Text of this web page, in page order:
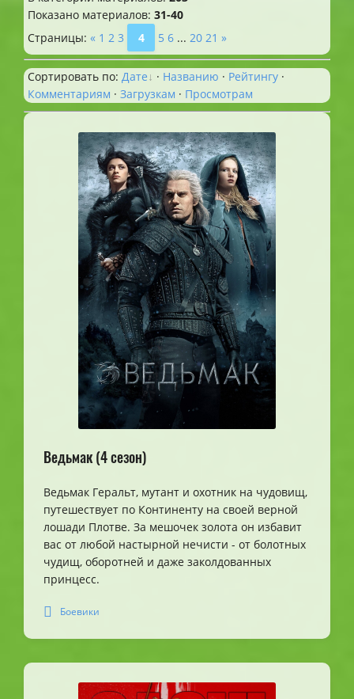
Показано материалов: 31-40
Страницы: « 1 2 3 4 5 6 ... 20 21 »
Сортировать по: Дате · Названию · Рейтингу ·
Комментариям · Загрузкам · Просмотрам
Ведьмак (4 сезон)
Ведьмак Геральт, мутант и охотник на чудовищ,
путешествует по Континенту на своей верной
лошади Плотве. За мешочек золота он избавит
вас от любой настырной нечисти - от болотных
чудищ, оборотней и даже заколдованных
принцесс.
Боевики